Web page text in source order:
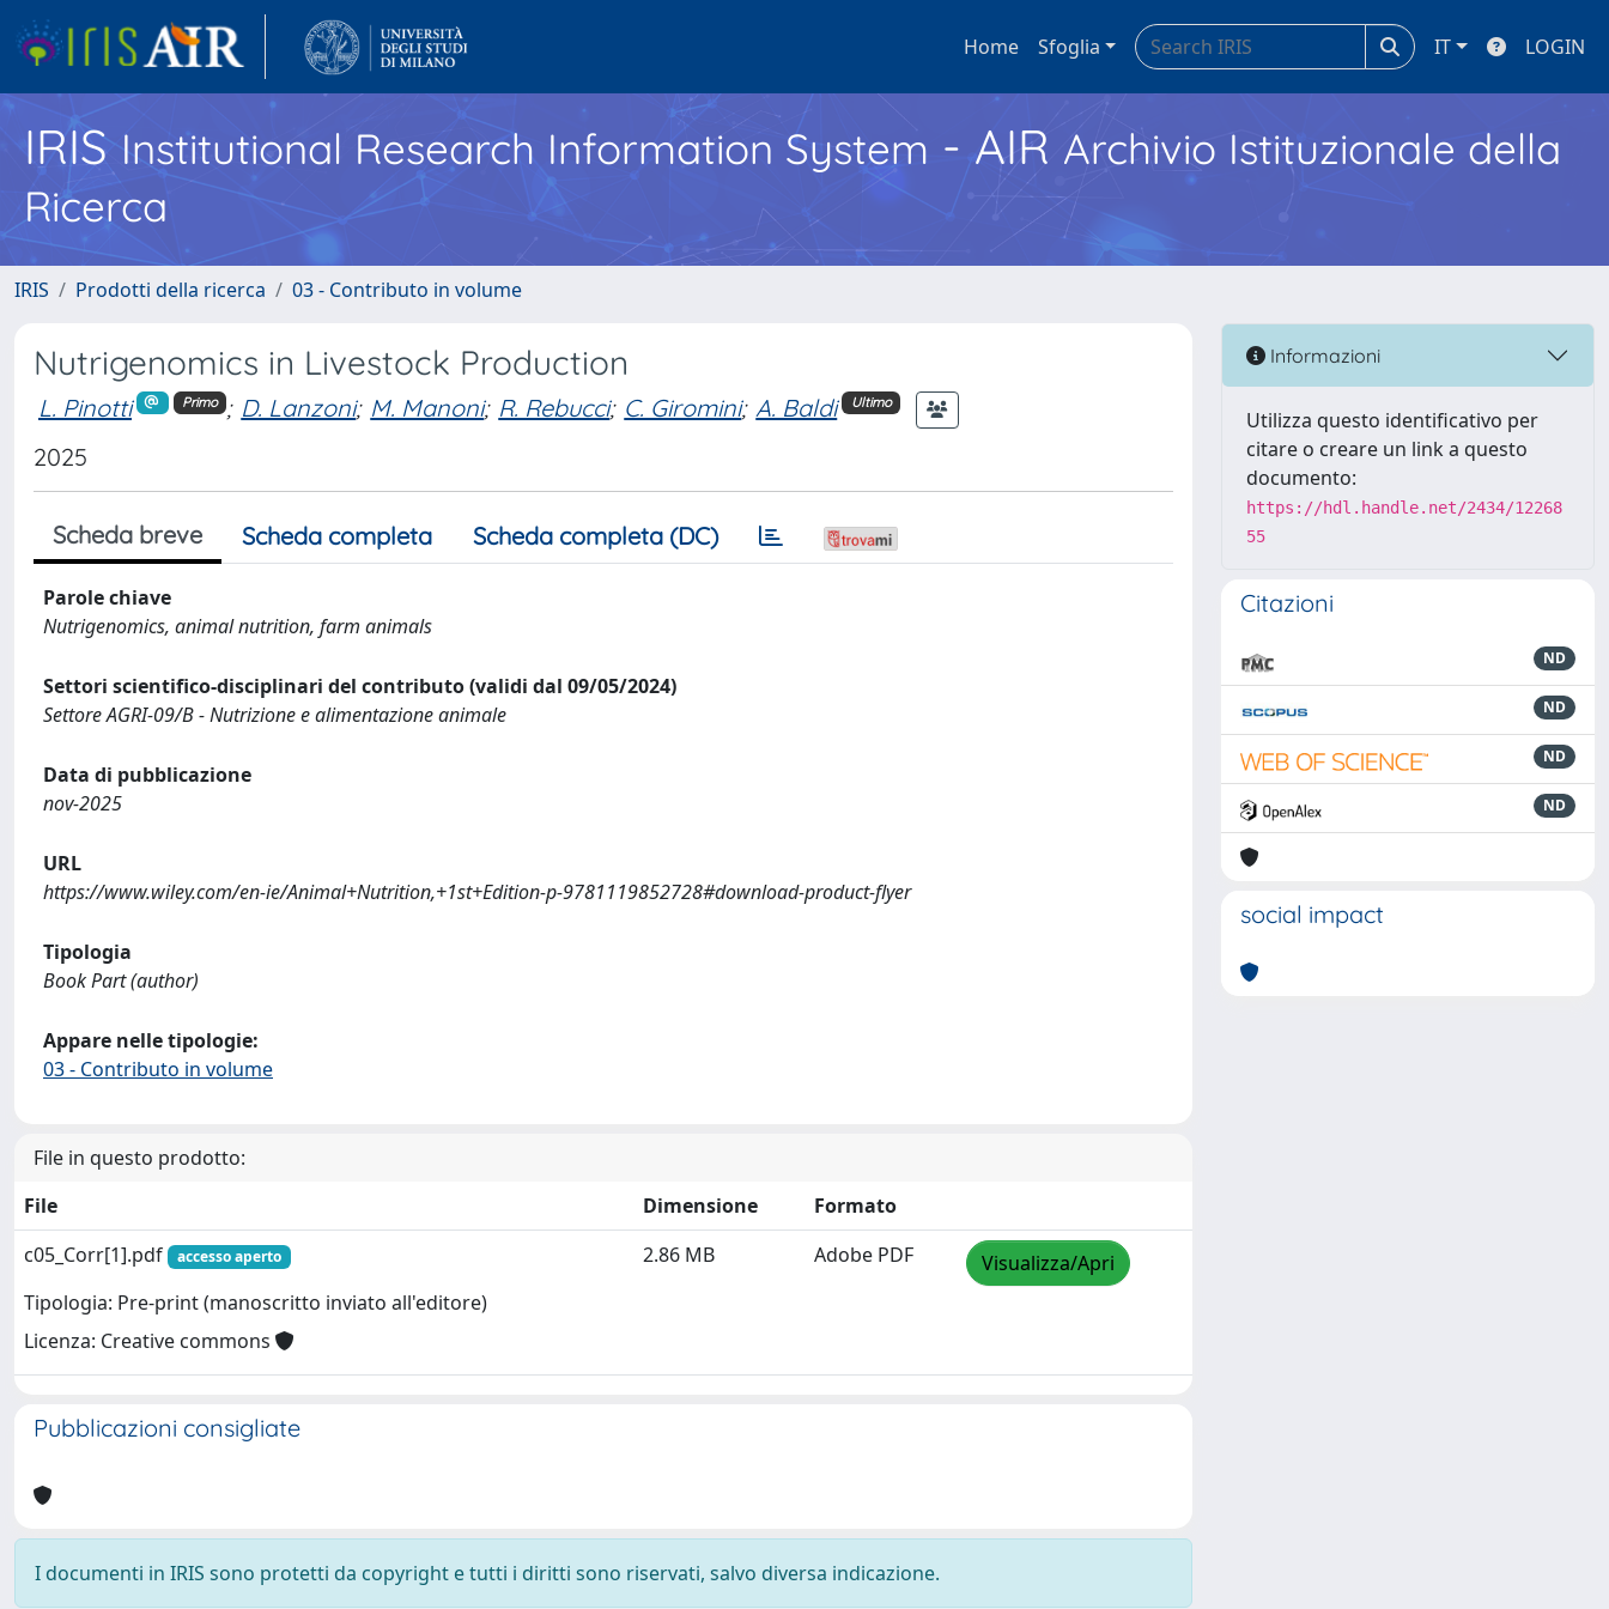
Home Sfoglia IT LOGIN
IRISInstitutional Research Information System - AIR Archivio Istituzionale della
Ricerca
IRIS Prodotti della ricerca 03 - Contributo in volume
Nutrigenomics in Livestock Production
L. Pinotti Primo ; D. Lanzoni; M. Manoni; R. Rebucci; C. Giromini; A. Baldi Ultimo
2025
Scheda breve Scheda completa Scheda completa (DC)
Parole chiave
Nutrigenomics, animal nutrition, farm animals
Settori scientifico-disciplinari del contributo (validi dal 09/05/2024)
Settore AGRI-09/B - Nutrizione e alimentazione animale
Data di pubblicazione
nov-2025
URL
https://www.wiley.com/en-ie/Animal+Nutrition,+1st+Edition-p-9781119852728#download-product-flyer
Tipologia
Book Part (author)
Appare nelle tipologie:
03 - Contributo in volume
File in questo prodotto:
File
Dimensione
Formato
c05_Corr[1].pdf
accesso aperto
Tipologia: Pre-print (manoscritto inviato all'editore)
Licenza: Creative commons
2.86 MB Adobe PDF Visualizza/Apri
Pubblicazioni consigliate
I documenti in IRIS sono protetti da copyright e tutti i diritti sono riservati, salvo diversa indicazione.
Informazioni
Utilizza questo identificativo per
citare o creare un link a questo
documento:
https://hdl.handle.net/2434/12268
55
Citazioni
ND
ND
ND
ND
social impact